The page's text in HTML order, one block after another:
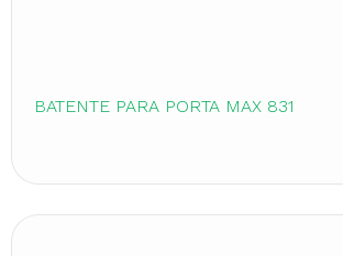
BATENTE PARA PORTA MAX 831